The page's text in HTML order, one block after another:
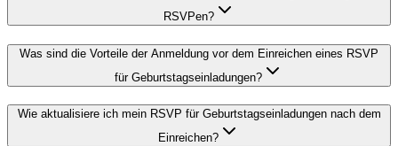
RSVPen?
Was sind die Vorteile der Anmeldung vor dem Einreichen eines RSVP
für Geburtstagseinladungen?
Wie aktualisiere ich mein RSVP für Geburtstagseinladungen nach dem
Einreichen?